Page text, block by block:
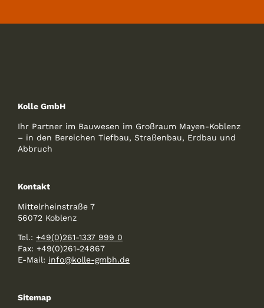
Kolle GmbH
Ihr Partner im Bauwesen im Großraum Mayen-Koblenz
– in den Bereichen Tiefbau, Straßenbau, Erdbau und
Abbruch
Kontakt
Mittelrheinstraße 7
56072 Koblenz
Tel.: +49(0)261-1337 999 0
Fax: +49(0)261-24867
E-Mail: info@kolle-gmbh.de
Sitemap